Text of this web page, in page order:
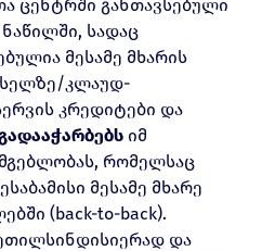
ცენტრში განთავსებული
სადაც
მესამე მხარის
კლაუდ-
კრედიტები და
იმ
რომელსაც
მესამე მხარე
(back-to-back).
და